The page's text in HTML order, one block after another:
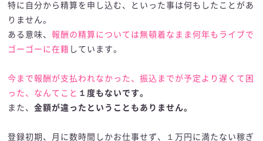
特に自分から精算を申し込む、といった事は何もしたことがあ
りません。
ある意味、報酬の精算については無頓着なまま何年もライブで
ゴーゴーに在籍 しています。
今まで報酬が支払われなかった、振込までが予定より遅くて困
った、なんてこと １度もないです。
また、金額が違ったということもありません。
登録初期、月に数時間しかお仕事せず、１万円に満たない稼ぎ